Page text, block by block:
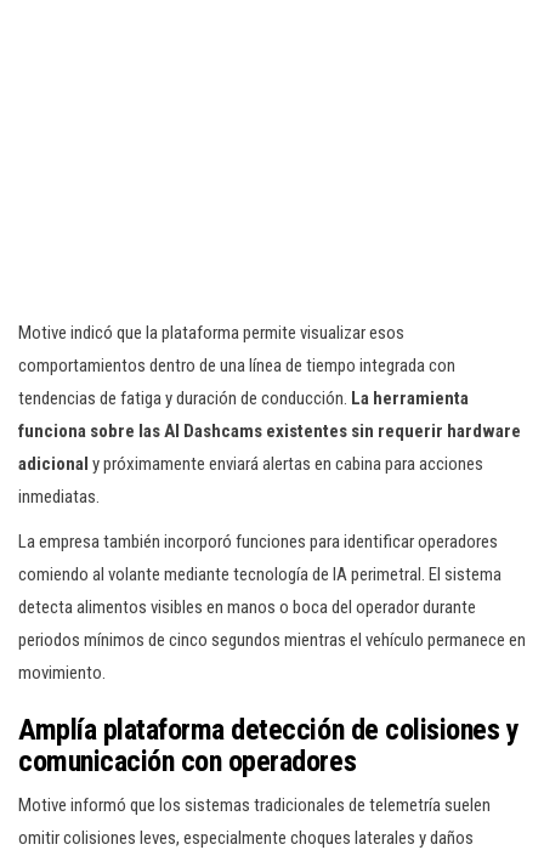
Motive indicó que la plataforma permite visualizar esos
comportamientos dentro de una línea de tiempo integrada con
tendencias de fatiga y duración de conducción. La herramienta
funciona sobre las AI Dashcams existentes sin requerir hardware
adicional y próximamente enviará alertas en cabina para acciones
inmediatas.
La empresa también incorporó funciones para identificar operadores
comiendo al volante mediante tecnología de IA perimetral. El sistema
detecta alimentos visibles en manos o boca del operador durante
periodos mínimos de cinco segundos mientras el vehículo permanece en
movimiento.
Amplía plataforma detección de colisiones y
comunicación con operadores
Motive informó que los sistemas tradicionales de telemetría suelen
omitir colisiones leves, especialmente choques laterales y daños